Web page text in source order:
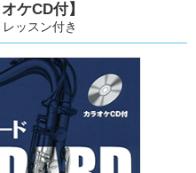
ケCD付】
ッスン付き